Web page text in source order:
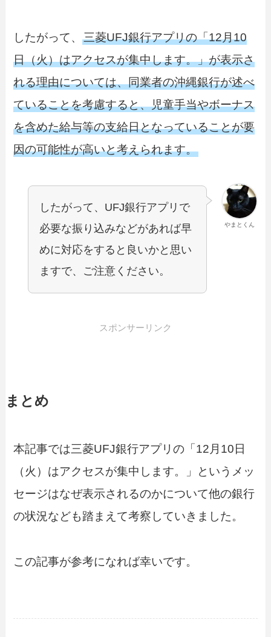
したがって、三菱UFJ銀行アプリの「12月10
日（火）はアクセスが集中します。」が表示さ
れる理由については、同業者の沖縄銀行が述べ
ていることを考慮すると、児童手当やボーナス
を含めた給与等の支給日となっていることが要
因の可能性が高いと考えられます。
やまとくん
したがって、UFJ銀行アプリで
必要な振り込みなどがあれば早
めに対応をすると良いかと思い
ますで、ご注意ください。
スポンサーリンク
まとめ
本記事では三菱UFJ銀行アプリの「12月10日
（火）はアクセスが集中します。」というメッ
セージはなぜ表示されるのかについて他の銀行
の状況なども踏まえて考察していきました。
この記事が参考になれば幸いです。